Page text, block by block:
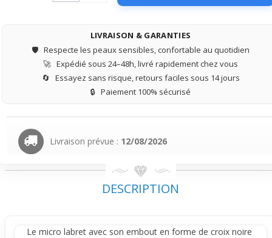
LIVRAISON & GARANTIES
🛡️ Respecte les peaux sensibles, confortable au quotidien
🚀 Expédié sous 24–48h, livré rapidement chez vous
🔄 Essayez sans risque, retours faciles sous 14 jours
🔒 Paiement 100% sécurisé
Livraison prévue : 12/08/2026
DESCRIPTION
Le micro labret avec son embout en forme de croix noire